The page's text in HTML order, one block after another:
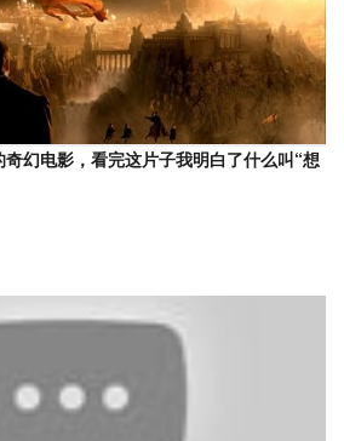
奇幻电影，看完这片子我明白了什么叫“想